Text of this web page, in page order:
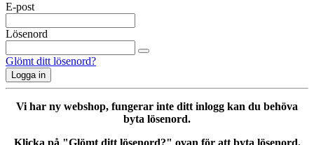
E-post
Lösenord
Glömt ditt lösenord?
Logga in
Vi har ny webshop, fungerar inte ditt inlogg kan du behöva
byta lösenord.